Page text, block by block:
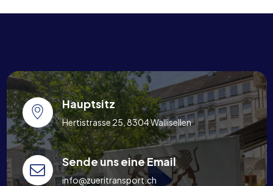
Hauptsitz
Hertistrasse 25, 8304 Wallisellen
Sende uns eine Email
info@zueritransport.ch